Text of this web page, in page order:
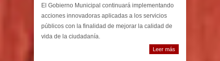
El Gobierno Municipal continuará implementando
acciones innovadoras aplicadas a los servicios
públicos con la finalidad de mejorar la calidad de
vida de la ciudadanía.
Leer más